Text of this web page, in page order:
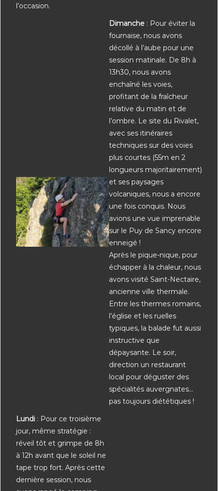
l’occasion.
Dimanche : Pour éviter la
fournaise, nous avons
décollé à l’aube pour une
session matinale. De 8h à
13h30, nous avons
enchaîné les voies,
profitant de la fraîcheur
relative du matin et de
l’ombre. Le site du Rivalet,
avec ses itinéraires
techniques sur des voies
plus courtes (55m en 2
longueurs majoritairement)
et ses paysages
volcaniques, nous a encore
une fois conquis. Nous
avions une vue imprenable
sur le Puy de Sancy encore
enneigé !
Après le pique-nique, pour
échapper à la chaleur, nous
avons visité Saint-Nectaire,
ancienne ville thermale.
Entre les thermes romains,
l’église et les ruelles
typiques, la balade fut aussi
instructive que
dépaysante. Le soir,
direction un restaurant
local pour déguster des
spécialités auvergnates…
pas toujours diététiques !
Lundi : Pour ce troisième
jour, même stratégie :
réveil tôt et grimpe de 8h
à 12h avant que le soleil ne
tape trop fort. Après cette
dernière session, nous